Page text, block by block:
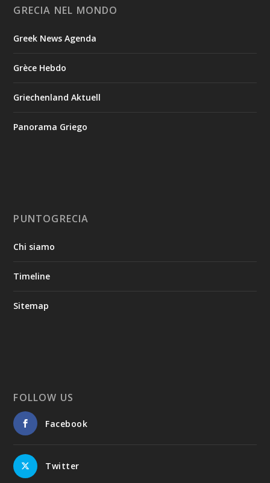
GRECIA NEL MONDO
Greek News Agenda
Grèce Hebdo
Griechenland Aktuell
Panorama Griego
PUNTOGRECIA
Chi siamo
Timeline
Sitemap
FOLLOW US
Facebook
Twitter